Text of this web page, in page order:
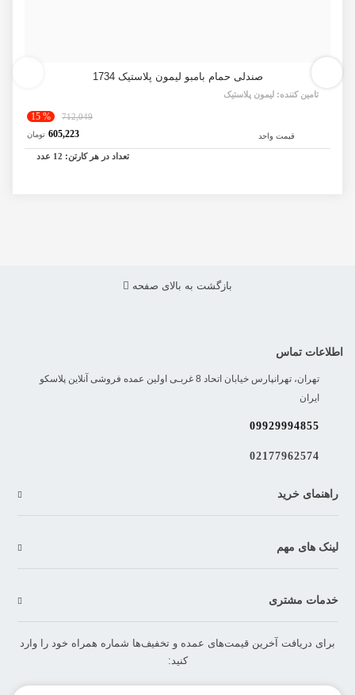
صندلی حمام بامبو لیمون پلاستیک 1734
تامین کننده: لیمون پلاستیک
قیمت واحد
712,049
% 15
605,223 تومان
تعداد در هر کارتن: 12 عدد
بازگشت به بالای صفحه
اطلاعات تماس
تهران، تهرانپارس خیابان اتحاد 8 غربـی اولین عمده فروشی آنلاین پلاسکو
ایران
09929994855
02177962574
راهنمای خرید
لینک های مهم
خدمات مشتری
برای دریافت آخرین قیمت‌های عمده و تخفیف‌ها شماره همراه خود را وارد
کنید: